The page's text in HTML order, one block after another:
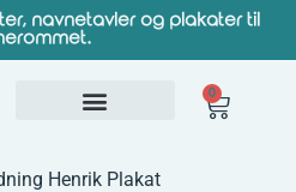
navnetavler og plakater til
0
Henrik Plakat